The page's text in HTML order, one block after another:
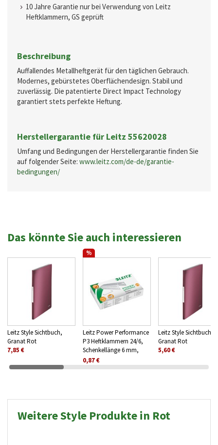
10 Jahre Garantie nur bei Verwendung von Leitz
Heftklammern, GS geprüft
Beschreibung
Auffallendes Metallheftgerät für den täglichen Gebrauch.
Modernes, gebürstetes Oberflächendesign. Stabil und
zuverlässig. Die patentierte Direct Impact Technology
garantiert stets perfekte Heftung.
Herstellergarantie für Leitz 55620028
Umfang und Bedingungen der Herstellergarantie finden Sie
auf folgender Seite: www.leitz.com/de-de/garantie-
bedingungen/
Das könnte Sie auch interessieren
Leitz Style Sichtbuch,
Granat Rot
7,85 €
%
Leitz Power Performance
P3 Heftklammern 24/6,
Schenkellänge 6 mm,
1000 Stück
0,87 €
Leitz Style Sichtbuch,
Granat Rot
5,60 €
Weitere Style Produkte in Rot